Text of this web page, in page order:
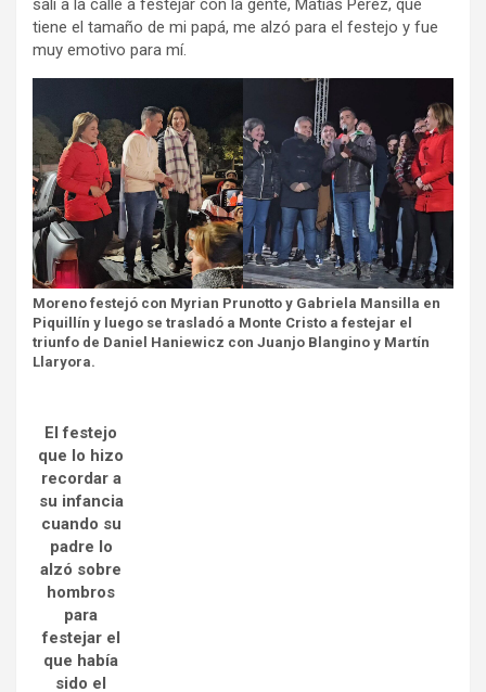
salí a la calle a festejar con la gente, Matías Pérez, que
tiene el tamaño de mi papá, me alzó para el festejo y fue
muy emotivo para mí.
Moreno festejó con Myrian Prunotto y Gabriela Mansilla en
Piquillín y luego se trasladó a Monte Cristo a festejar el
triunfo de Daniel Haniewicz con Juanjo Blangino y Martín
Llaryora.
El festejo
que lo hizo
recordar a
su infancia
cuando su
padre lo
alzó sobre
hombros
para
festejar el
que había
sido el